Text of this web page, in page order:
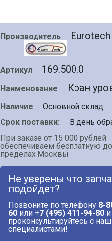
Производитель Eurotech
Артикул 169.500.0
Наименование Кран
Наличие
Основной склад
Срок поставки:
В день
При заказе от 15 000 рублей
обеспечиваем бесплатную
пределах Москвы
Не уверены что
подойдет?
Позвоните по телефону 8-
60 или +7 (495) 411-94-80 и
проконсультируйтесь с
специалистами!